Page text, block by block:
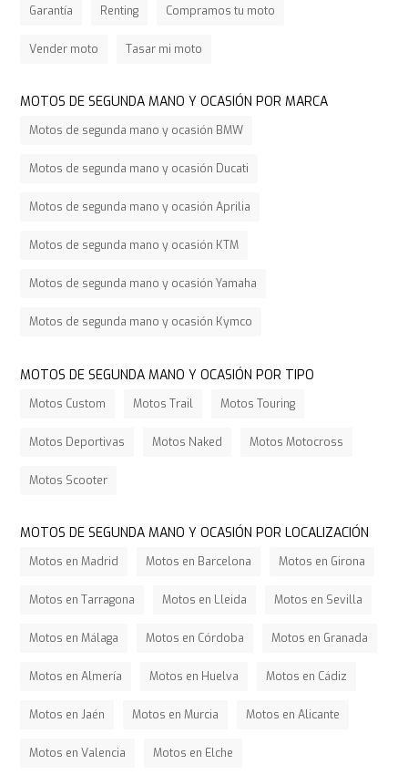
Garantía Renting Compramos tu moto
Vender moto Tasar mi moto
MOTOS DE SEGUNDA MANO Y OCASIÓN POR MARCA
Motos de segunda mano y ocasión BMW
Motos de segunda mano y ocasión Ducati
Motos de segunda mano y ocasión Aprilia
Motos de segunda mano y ocasión KTM
Motos de segunda mano y ocasión Yamaha
Motos de segunda mano y ocasión Kymco
MOTOS DE SEGUNDA MANO Y OCASIÓN POR TIPO
Motos Custom Motos Trail Motos Touring
Motos Deportivas Motos Naked Motos Motocross
Motos Scooter
MOTOS DE SEGUNDA MANO Y OCASIÓN POR LOCALIZACIÓN
Motos en Madrid Motos en Barcelona Motos en Girona
Motos en Tarragona Motos en Lleida Motos en Sevilla
Motos en Málaga Motos en Córdoba Motos en Granada
Motos en Almería Motos en Huelva Motos en Cádiz
Motos en Jaén Motos en Murcia Motos en Alicante
Motos en Valencia Motos en Elche